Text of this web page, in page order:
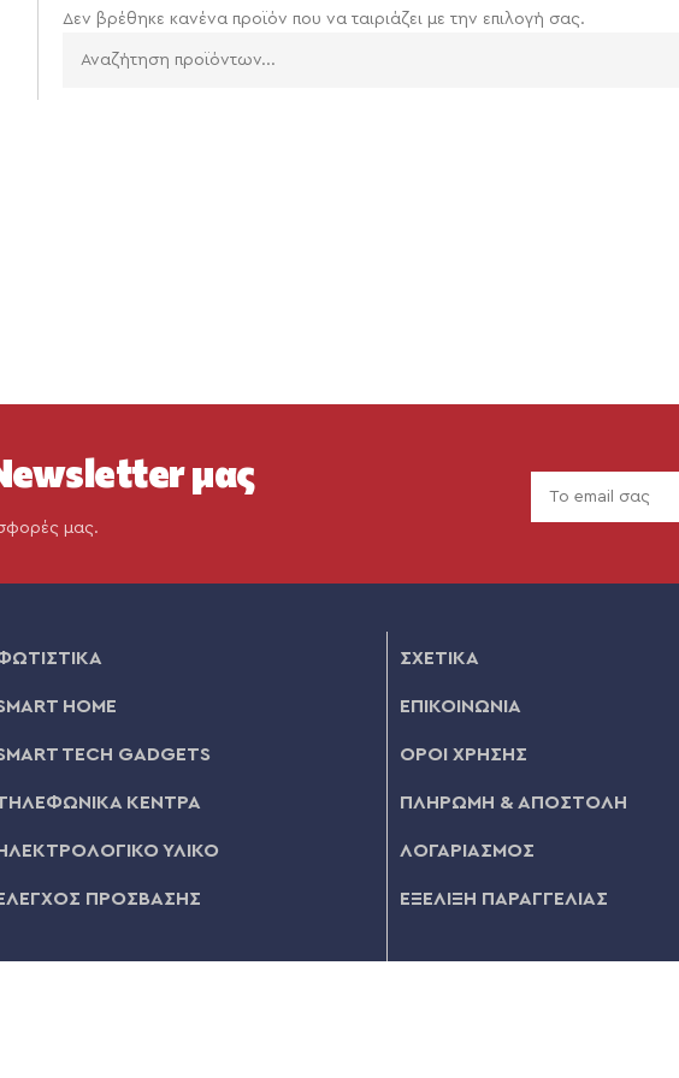
Δεν βρέθηκε κανένα προϊόν που να ταιριάζει με την επιλογή σας.
μας
μας.
HOME
TECH GADGETS
ΚΕΝΤΡΑ
ΥΛΙΚΟ
ΠΡΟΣΒΑΣΗΣ
ΣΧΕΤΙΚΑ
ΕΠΙΚΟΙΝΩΝΙΑ
ΟΡΟΙ ΧΡΗΣΗΣ
ΠΛΗΡΩΜΗ & ΑΠΟΣΤΟΛΗ
ΛΟΓΑΡΙΑΣΜΟΣ
ΕΞΕΛΙΞΗ ΠΑΡΑΓΓΕΛΙΑΣ